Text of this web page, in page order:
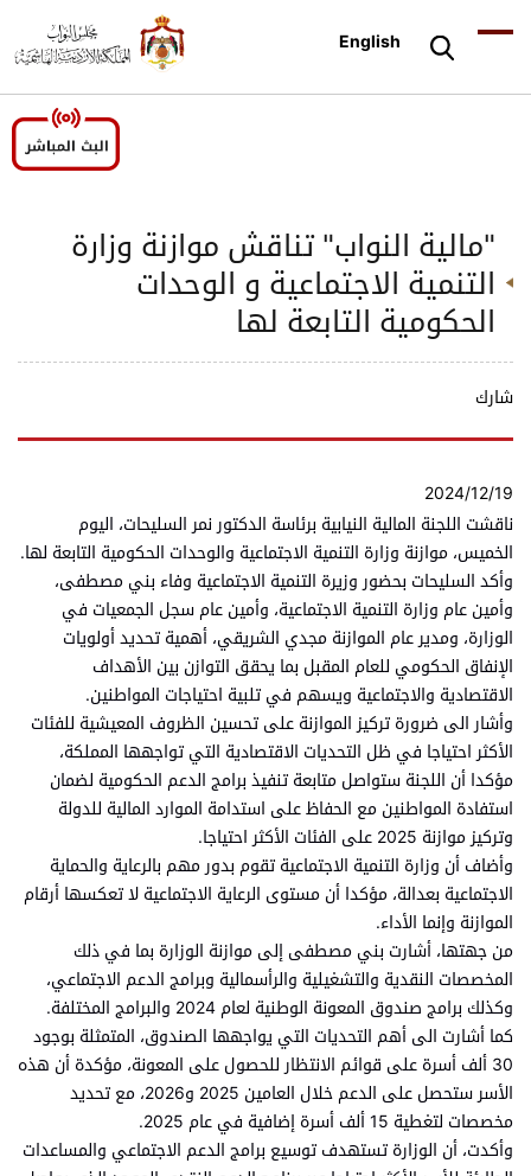
English
"مالية النواب" تناقش موازنة وزارة
التنمية الاجتماعية و الوحدات
الحكومية التابعة لها
شارك
2024/12/19
ناقشت اللجنة المالية النيابية برئاسة الدكتور نمر السليحات، اليوم
الخميس، موازنة وزارة التنمية الاجتماعية والوحدات الحكومية التابعة لها.
وأكد السليحات بحضور وزيرة التنمية الاجتماعية وفاء بني مصطفى،
وأمين عام وزارة التنمية الاجتماعية، وأمين عام سجل الجمعيات في
الوزارة، ومدير عام الموازنة مجدي الشريقي، أهمية تحديد أولويات
الإنفاق الحكومي للعام المقبل بما يحقق التوازن بين الأهداف
الاقتصادية والاجتماعية ويسهم في تلبية احتياجات المواطنين.
وأشار الى ضرورة تركيز الموازنة على تحسين الظروف المعيشية للفئات
الأكثر احتياجا في ظل التحديات الاقتصادية التي تواجهها المملكة،
مؤكدا أن اللجنة ستواصل متابعة تنفيذ برامج الدعم الحكومية لضمان
استفادة المواطنين مع الحفاظ على استدامة الموارد المالية للدولة
وتركيز موازنة 2025 على الفئات الأكثر احتياجا.
وأضاف أن وزارة التنمية الاجتماعية تقوم بدور مهم بالرعاية والحماية
الاجتماعية بعدالة، مؤكدا أن مستوى الرعاية الاجتماعية لا تعكسها أرقام
الموازنة وإنما الأداء.
من جهتها، أشارت بني مصطفى إلى موازنة الوزارة بما في ذلك
المخصصات النقدية والتشغيلية والرأسمالية وبرامج الدعم الاجتماعي،
وكذلك برامج صندوق المعونة الوطنية لعام 2024 والبرامج المختلفة.
كما أشارت الى أهم التحديات التي يواجهها الصندوق، المتمثلة بوجود
30 ألف أسرة على قوائم الانتظار للحصول على المعونة، مؤكدة أن هذه
الأسر ستحصل على الدعم خلال العامين 2025 و2026، مع تحديد
مخصصات لتغطية 15 ألف أسرة إضافية في عام 2025.
وأكدت، أن الوزارة تستهدف توسيع برامج الدعم الاجتماعي والمساعدات